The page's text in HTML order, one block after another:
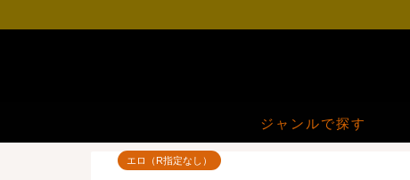
ジャンルで探す
エロ（R指定なし）